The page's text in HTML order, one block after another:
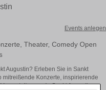
Events anlegen
Theater, Comedy Open
Augustin? Erleben Sie in Sankt
mitreißende Konzerte, inspirierende
in Sankt Augustin –